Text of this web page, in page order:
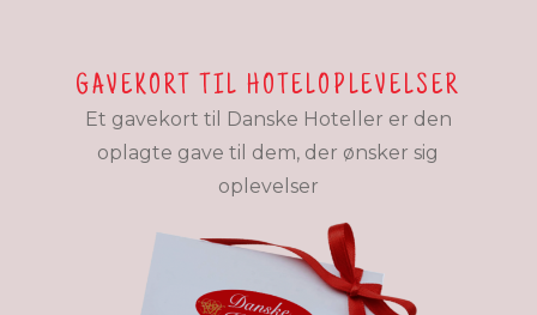
GAVEKORT TIL HOTELOPLEVELSER
Et gavekort til Danske Hoteller er den
oplagte gave til dem, der ønsker sig
oplevelser